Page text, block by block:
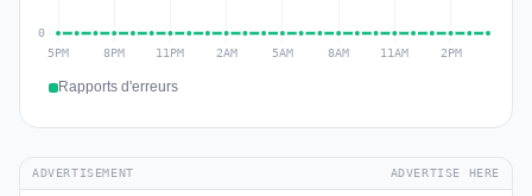
Rapports d'erreurs
ADVERTISEMENT ADVERTISE HERE